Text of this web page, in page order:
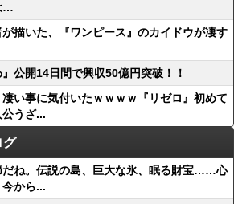
…
が描いた、『ワンピース』のカイドウが凄す
』公開14日間で興収50億円突破！！
凄い事に気付いたｗｗｗｗ『リゼロ』初めて
うざ...
グ
だね。伝説の島、巨大な氷、眠る財宝……心
から...